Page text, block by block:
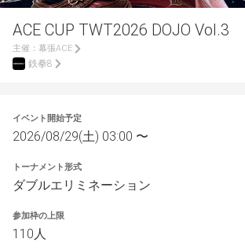
ACE CUP TWT2026 DOJO Vol.3
主催： 幕張ACE
鉄拳8
イベント開始予定
2026/08/29(土) 03:00 〜
トーナメント形式
ダブルエリミネーション
参加枠の上限
110人